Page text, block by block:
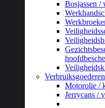
Bosjassen /
Verbruiksgoederen
Motorolie /
Jerrycans /